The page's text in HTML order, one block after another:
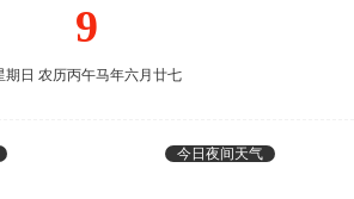
9
期日 农历丙午马年六月廿七
今日夜间天气